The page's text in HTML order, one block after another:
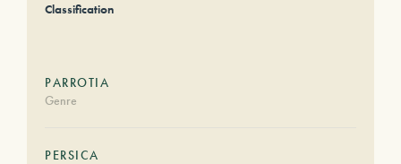
Classification
PARROTIA
Genre
PERSICA